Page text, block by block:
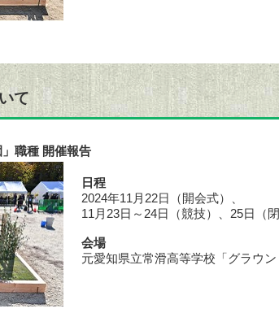
て
職種 開催報告
日程
2024年11月22日（開会式）、
11月23日～24日（競技）、25日（
会場
元愛知県立常滑高等学校「グラウン